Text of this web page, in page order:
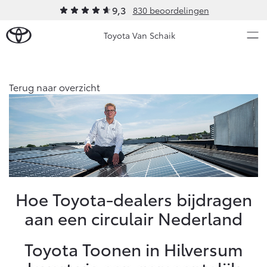
9,3 830 beoordelingen
Toyota Van Schaik
Ons bedrijf
Ons bedrijf
Onze medewerkers
Contact en Route
Vacatures
Klantbeoordelingen
Modellen
Aygo X
HYBRIDE
Vanaf € 23.750,-
Yaris
HYBRIDE
Vanaf € 27.195,-
Occasions
Onderhoud
Diensten
Terug naar overzicht
Hoe Toyota-dealers bijdragen
aan een circulair Nederland
Toyota Toonen in Hilversum